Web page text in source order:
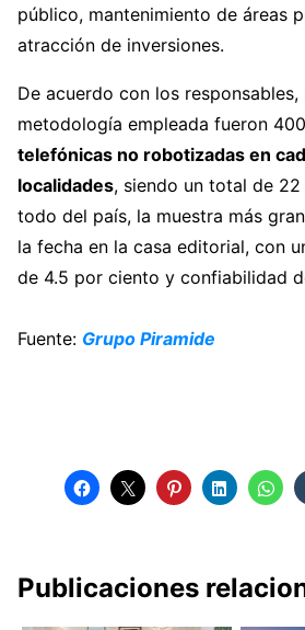
público, mantenimiento de áreas
atracción de inversiones.
De acuerdo con los responsables,
metodología empleada fueron 400
telefónicas no robotizadas en
localidades, siendo un total de
todo del país, la muestra más
la fecha en la casa editorial, con
de 4.5 por ciento y confiabilidad
Fuente: Grupo Piramide
Publicaciones